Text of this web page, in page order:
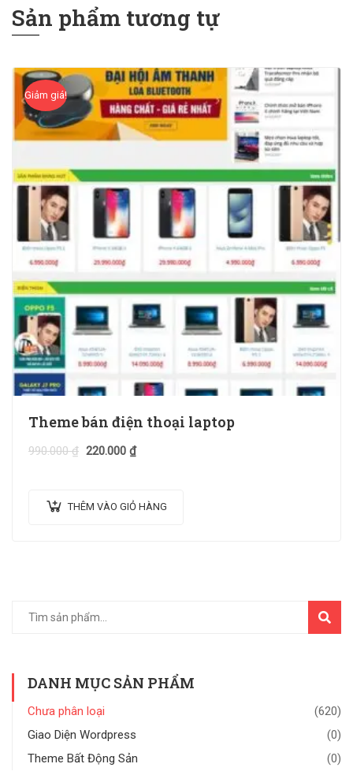
Sản phẩm tương tự
Giảm giá!
Theme bán điện thoại laptop
990.000₫ 220.000 ₫
THÊM VÀO GIỎ HÀNG
TÌM
DANH MỤC SẢN PHẨM
Chưa phân loại
(620)
Giao Diện Wordpress
(0)
Theme Bất Động Sản
(0)